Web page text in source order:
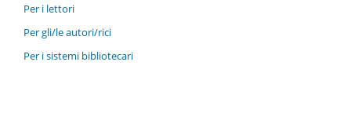
Per i lettori
Per gli/le autori/rici
Per i sistemi bibliotecari